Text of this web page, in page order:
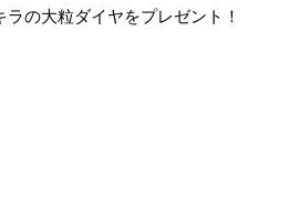
の大粒ダイヤをプレゼント！